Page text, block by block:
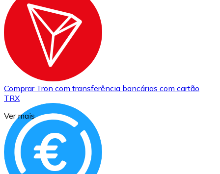
Comprar Tron com transferência bancárias com cartão
TRX
Ver mais